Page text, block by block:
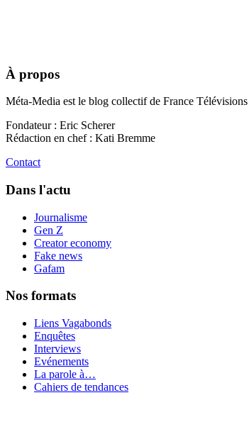
À propos
Méta-Media est le blog collectif de France
Fondateur : Eric Scherer
Rédaction en chef : Kati Bremme
Contact
Dans l'actu
Journalisme
Gen Z
Creator economy
Fake news
Gafam
Nos formats
Liens Vagabonds
Enquêtes
Interviews
Evénements
La parole à…
Cahiers de tendances